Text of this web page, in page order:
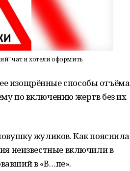
чат и хотели оформить
изощрённые способы отъёма
по включению жертв без их
жуликов. Как пояснила
неизвестные включили в
в «В…пе».